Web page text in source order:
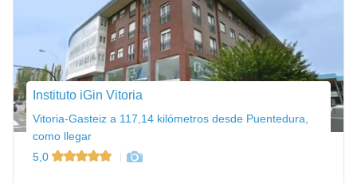
Instituto iGin Vitoria
Vitoria-Gasteiz a 117,14 kilómetros desde Puentedura,
como llegar
5,0